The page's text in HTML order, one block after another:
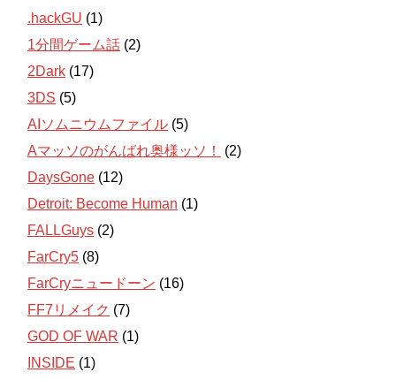
.hackGU (1)
1分間ゲーム話 (2)
2Dark (17)
3DS (5)
AIソムニウムファイル (5)
Aマッソのがんばれ奥様ッソ！
(2)
DaysGone (12)
Detroit: Become Human (1)
FALLGuys (2)
FarCry5 (8)
FarCryニュードーン (16)
FF7リメイク (7)
GOD OF WAR (1)
INSIDE (1)